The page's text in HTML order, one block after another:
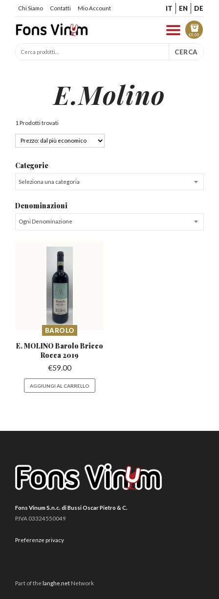
Chi Siamo Contatti Mio Account IT EN DE
€0.00
CERCA
E.Molino
1 Prodotti trovati
Categorie
Seleziona una categoria
Denominazioni
Ogni Denominazione
BAROLO
E. MOLINO Barolo Bricco
Rocca 2019
€59.00
AGGIUNGI AL CARRELLO
Fons Vinum S.n.c. di Bussi Oscar Pietro & C.
P.IVA 03324550049
Preferenze privacy
Part of the langhe.net Network